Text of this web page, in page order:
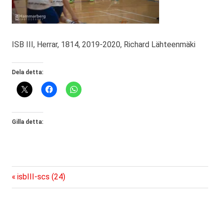
ISB III, Herrar, 1814, 2019-2020, Richard Lähteenmäki
Dela detta:
Gilla detta:
Inläggsnavigering
Föregående
inlägg:
isbIII-scs (24)